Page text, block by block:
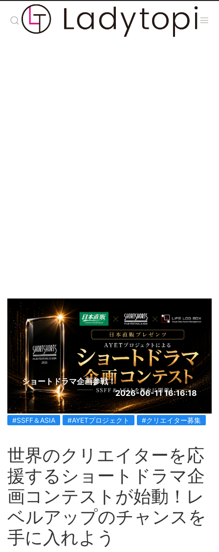
ショートドラマ企画参戦！
2026-06-11 16:16:18
#SSFF＆ASIA #AYETプロジェクト #クリエイター募集
世界のクリエイターを応
援するショートドラマ企
画コンテストが始動！レ
ベルアップのチャンスを
手に入れよう